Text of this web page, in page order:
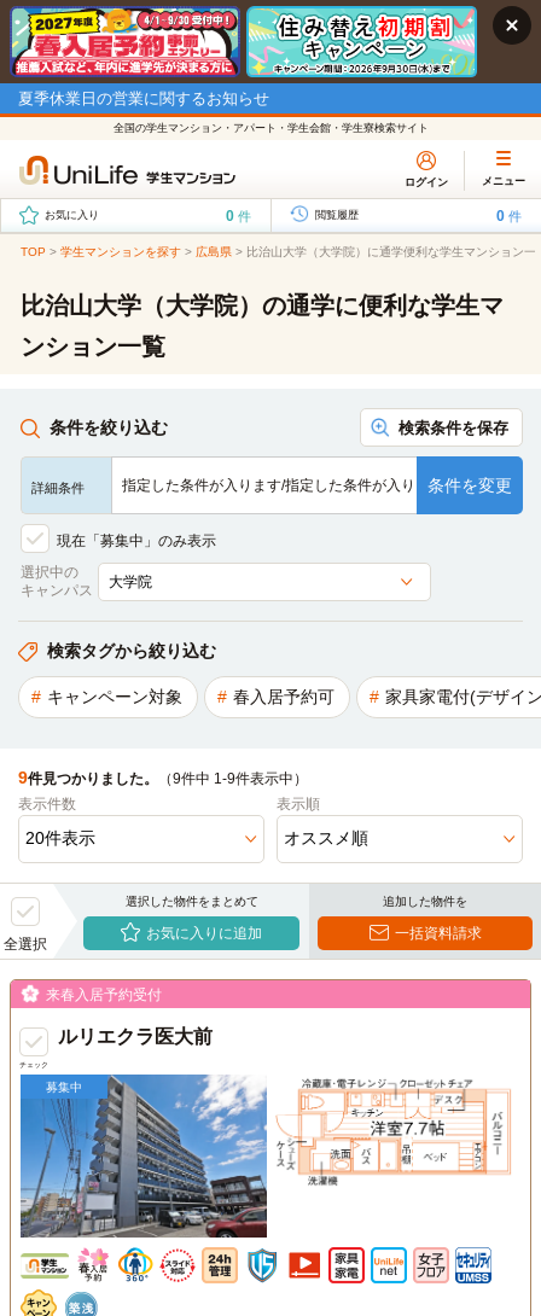
夏季休業日の営業に関するお知らせ
全国の学生マンション・アパート・学生会館・学生寮検索サイト
ログイン メニュー
お気に入り 0 件 閲覧履歴 0 件
TOP > 学生マンションを探す > 広島県 > 比治山大学（大学院）に通学便利な学生マンション一
比治山大学（大学院）の通学に便利な学生マ
ンション一覧
条件を絞り込む 検索条件を保存
詳細条件 指定した条件が入ります/指定した条件が入ります/指定した条…
条件を変更
現在「募集中」のみ表示
選択中の
キャンパス
検索タグから絞り込む
キャンペーン対象 春入居予約可 家具家電付(デザイ
9件見つかりました。
（9件中 1-9件表示中）
表示件数
表示順
全選択
選択した物件をまとめて
お気に入りに追加
追加した物件を
一括資料請求
チェック
来春入居予約受付
ルリエクラ医大前
募集中